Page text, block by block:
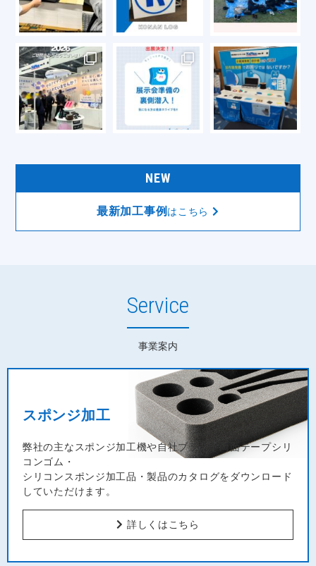
NEW
最新加工事例 はこちら
Service
事業案内
スポンジ加工
弊社の主なスポンジ加工機や自社ブランド両面テープシリ
コンゴム・
シリコンスポンジ加工品・製品のカタログをダウンロード
していただけます。
詳しくはこちら